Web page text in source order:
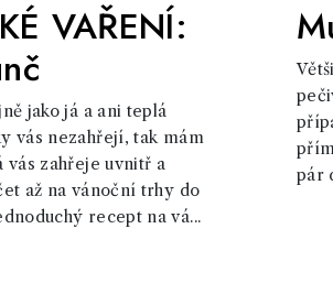
VAŘENÍ:
jako já a ani teplá
vás nezahřejí, tak mám
zahřeje uvnitř a
až na vánoční trhy do
recept na vá...
pár